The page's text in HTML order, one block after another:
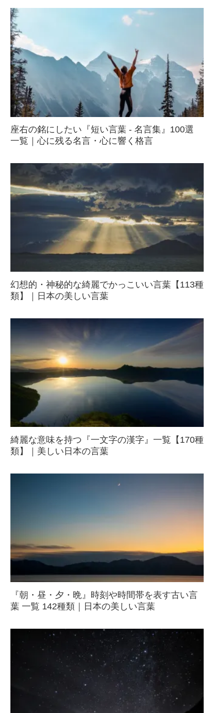
座右の銘にしたい『短い言葉 - 名言集』100選
一覧｜心に残る名言・心に響く格言
幻想的・神秘的な綺麗でかっこいい言葉【113種
類】｜日本の美しい言葉
綺麗な意味を持つ『一文字の漢字』一覧【170種
類】｜美しい日本の言葉
『朝・昼・夕・晩』時刻や時間帯を表す古い言
葉 一覧 142種類｜日本の美しい言葉